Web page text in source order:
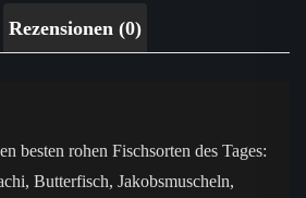
Rezensionen (0)
besten rohen Fischsorten des Tages:
Butterfisch, Jakobsmuscheln,